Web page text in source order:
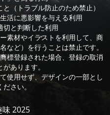
（トラブル防止のため禁止）
活に悪影響を与える利用
切と判断した利用
素材やイラストを利用して、商
など）を行うことは禁止です。
標登録された場合、登録の取消
あります。
使用せず、デザインの一部とし
さい。
2025